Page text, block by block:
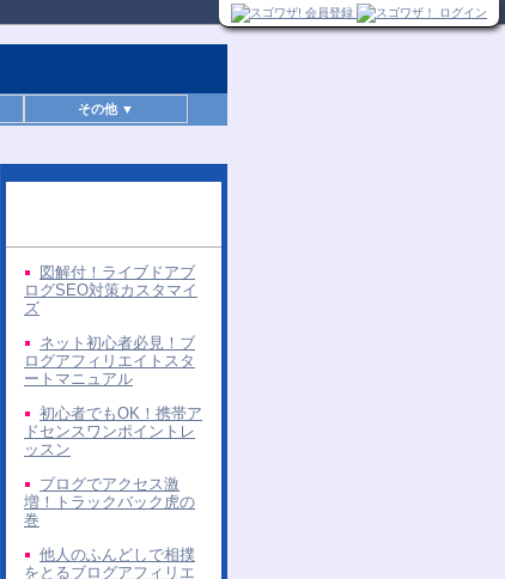
その他 ▼
図解付！ライブドアブ
ログSEO対策カスタマイ
ズ
ネット初心者必見！ブ
ログアフィリエイトスタ
ートマニュアル
初心者でもOK！携帯ア
ドセンスワンポイントレ
ッスン
ブログでアクセス激
増！トラックバック虎の
巻
他人のふんどしで相撲
をとるブログアフィリエ